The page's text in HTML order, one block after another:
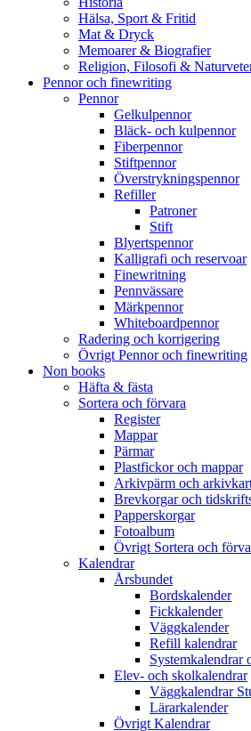
Hälsa, Sport & Fritid
Mat & Dryck
Memoarer & Biografier
Religion, Filosofi &
Pennor och finewriting
Pennor
Gelkulpennor
Bläck- och kulpennor
Fiberpennor
Stiftpennor
Överstrykningspennor
Refiller
Patroner
Stift
Blyertspennor
Kalligrafi och reservoar
Finewritning
Pennvässare
Märkpennor
Whiteboardpennor
Radering och korrigering
Övrigt Pennor och finewriting
Non books
Häfta & fästa
Sortera och förvara
Register
Mappar
Pärmar
Plastfickor och mappar
Arkivpärm och
Brevkorgar och
Papperskorgar
Fotoalbum
Övrigt Sortera och
Kalendrar
Årsbundet
Bordskalender
Fickkalender
Väggkalender
Refill kalendrar
Systemkalendrar
Elev- och skolkalendrar
Väggkalendrar
Lärarkalender
Övrigt Kalendrar